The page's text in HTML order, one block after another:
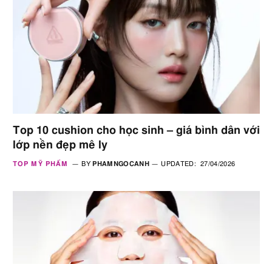
Top 10 cushion cho học sinh – giá bình dân với
lớp nền đẹp mê ly
TOP MỸ PHẨM BY PHAMNGOCANH UPDATED: 27/04/2026